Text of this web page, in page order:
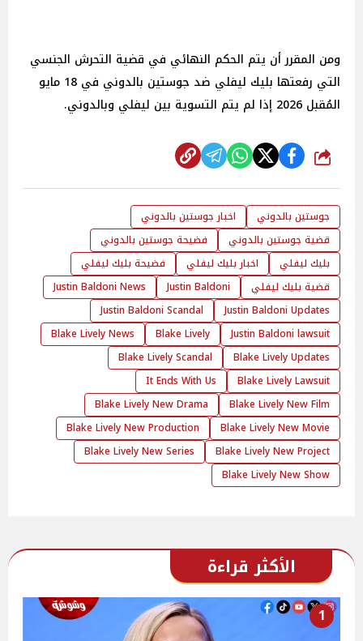
ومن المقرر أن يتم الحكم النهائي في قضية التحرش الجنسي
التي رفعتها بليك ليفلي ضد جوستين بالدوني في 18 مايو
المُقبل 2026 إذا لم يتم التسوية بين ليفلي وبالدوني.
شارك
جوستين بالدوني
اخبار جوستين بالدوني
قضية جوستين بالدوني
فضيحة جوستين بالدوني
بليك ليفلي
اخبار بليك ليفلي
فضيحة بليك ليفلي
قضية بليك ليفلي
Justin Baldoni
Justin Baldoni News
Justin Baldoni Updates
Justin Baldoni Scandal
Justin Baldoni lawsuit
Blake Lively
Blake Lively News
Blake Lively Updates
Blake Lively Scandal
Blake Lively Lawsuit
It Ends With Us
Blake Lively New Film
Blake Lively New Drama
Blake Lively New Movie
Blake Lively New Production
Blake Lively New Project
Blake Lively New Series
Blake Lively New Show
الأكثر قراءة
1